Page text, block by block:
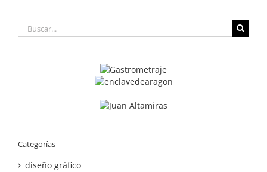
Buscar:
Categorías
diseño gráfico